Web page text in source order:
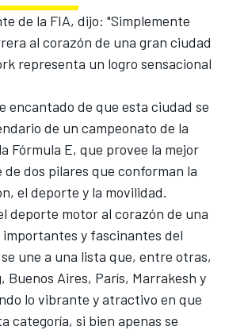
de la FIA, dijo: "Simplemente
al corazón de una gran ciudad
representa un logro sensacional
encantado de que esta ciudad se
de un campeonato de la
Fórmula E, que provee la mejor
dos pilares que conforman la
el deporte y la movilidad.
deporte motor al corazón de una
importantes y fascinantes del
une a una lista que, entre otras,
Buenos Aires, París, Marrakesh y
lo vibrante y atractivo en que
categoría, si bien apenas se